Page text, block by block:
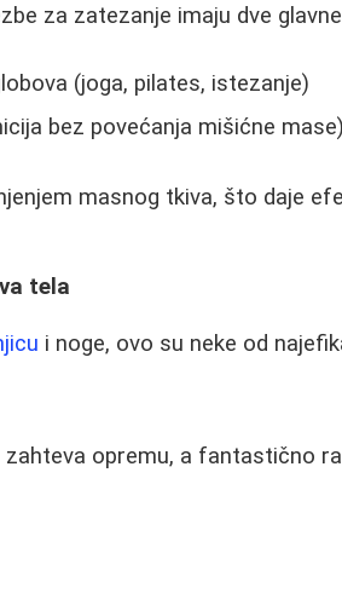
za zatezanje imaju dve
(joga, pilates, istezanje)
bez povećanja mišićne mase)
masnog tkiva, što daje
tela
i noge, ovo su neke od
opremu, a fantastično